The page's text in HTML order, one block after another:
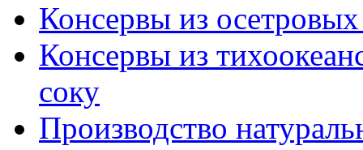
Консервы из
Консервы из
соку
Производство